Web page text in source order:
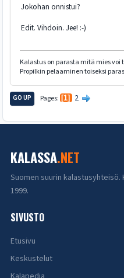
Jokohan onnistui?
Edit. Vihdoin. Jee! :-)
Kalastus on parasta mitä mies voi
Propilkin pelaaminen toiseksi
GO UP Pages 1 2
KALASSA.NET
Suomen suurin
1999.
SIVUSTO
Etusivu
Keskustelut